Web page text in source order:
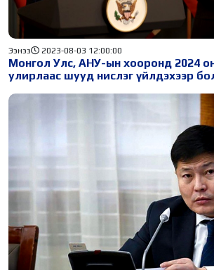
Монгол Улс, АНУ-ын хооронд 2024
улирлаас шууд нислэг үйлдэхээр
Ээнээ 2023-08-03 12:00:00